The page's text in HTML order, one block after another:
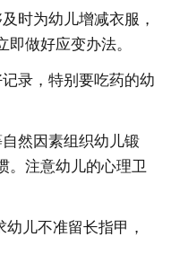
时为幼儿增减衣服，
做好应变办法。
录，特别要吃药的幼
然因素组织幼儿锻
。注意幼儿的心理卫
儿不准留长指甲，